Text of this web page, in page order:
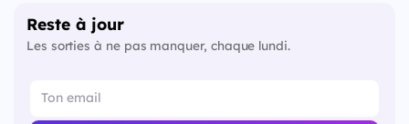
Reste à jour
Les sorties à ne pas manquer, chaque lundi.